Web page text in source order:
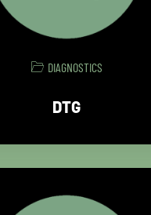
DIAGNOSTICS
DTG